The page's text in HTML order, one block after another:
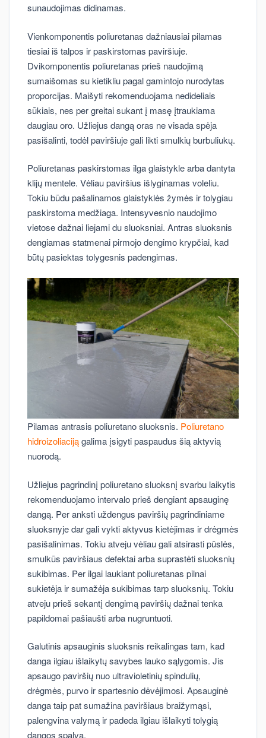
sunaudojimas didinamas.
Vienkomponentis poliuretanas dažniausiai pilamas
tiesiai iš talpos ir paskirstomas paviršiuje.
Dvikomponentis poliuretanas prieš naudojimą
sumaišomas su kietikliu pagal gamintojo nurodytas
proporcijas. Maišyti rekomenduojama nedideliais
sūkiais, nes per greitai sukant į masę įtraukiama
daugiau oro. Užliejus dangą oras ne visada spėja
pasišalinti, todėl paviršiuje gali likti smulkių burbuliukų.
Poliuretanas paskirstomas ilga glaistykle arba dantyta
klijų mentele. Vėliau paviršius išlyginamas voleliu.
Tokiu būdu pašalinamos glaistyklės žymės ir tolygiau
paskirstoma medžiaga. Intensyvesnio naudojimo
vietose dažnai liejami du sluoksniai. Antras sluoksnis
dengiamas statmenai pirmojo dengimo krypčiai, kad
būtų pasiektas tolygesnis padengimas.
Pilamas antrasis poliuretano sluoksnis. Poliuretano
hidroizoliacijągalima įsigyti paspaudus šią aktyvią
nuorodą.
Užliejus pagrindinį poliuretano sluoksnį svarbu laikytis
rekomenduojamo intervalo prieš dengiant apsauginę
dangą. Per anksti uždengus paviršių pagrindiniame
sluoksnyje dar gali vykti aktyvus kietėjimas ir drėgmės
pasišalinimas. Tokiu atveju vėliau gali atsirasti pūslės,
smulkūs paviršiaus defektai arba suprastėti sluoksnių
sukibimas. Per ilgai laukiant poliuretanas pilnai
sukietėja ir sumažėja sukibimas tarp sluoksnių. Tokiu
atveju prieš sekantį dengimą paviršių dažnai tenka
papildomai pašiaušti arba nugruntuoti.
Galutinis apsauginis sluoksnis reikalingas tam, kad
danga ilgiau išlaikytų savybes lauko sąlygomis. Jis
apsaugo paviršių nuo ultravioletinių spindulių,
drėgmės, purvo ir spartesnio dėvėjimosi. Apsauginė
danga taip pat sumažina paviršiaus braižymąsi,
palengvina valymą ir padeda ilgiau išlaikyti tolygią
dangos spalvą.